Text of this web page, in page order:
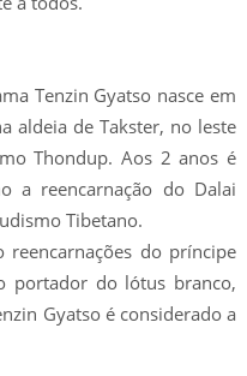
Tenzin Gyatso nasce em
aldeia de Takster, no leste
Thondup. Aos 2 anos é
a reencarnação do Dalai
Tibetano.
do príncipe
portador do lótus branco,
Gyatso é considerado a